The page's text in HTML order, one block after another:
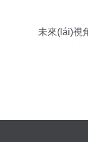
未來(lái)視